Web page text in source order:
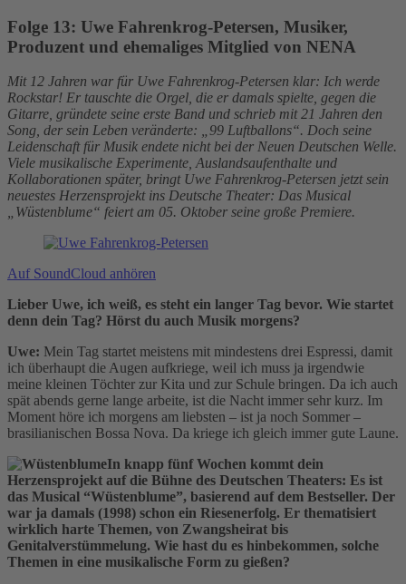
Folge 13: Uwe Fahrenkrog-Petersen, Musiker,
Produzent und ehemaliges Mitglied von NENA
Mit 12 Jahren war für Uwe Fahrenkrog-Petersen klar: Ich werde
Rockstar! Er tauschte die Orgel, die er damals spielte, gegen die
Gitarre, gründete seine erste Band und schrieb mit 21 Jahren den
Song, der sein Leben veränderte: „99 Luftballons“. Doch seine
Leidenschaft für Musik endete nicht bei der Neuen Deutschen Welle.
Viele musikalische Experimente, Auslandsaufenthalte und
Kollaborationen später, bringt Uwe Fahrenkrog-Petersen jetzt sein
neuestes Herzensprojekt ins Deutsche Theater: Das Musical
„Wüstenblume“ feiert am 05. Oktober seine große Premiere.
Auf SoundCloud anhören
Lieber Uwe, ich weiß, es steht ein langer Tag bevor. Wie startet
denn dein Tag? Hörst du auch Musik morgens?
Uwe: Mein Tag startet meistens mit mindestens drei Espressi, damit
ich überhaupt die Augen aufkriege, weil ich muss ja irgendwie
meine kleinen Töchter zur Kita und zur Schule bringen. Da ich auch
spät abends gerne lange arbeite, ist die Nacht immer sehr kurz. Im
Moment höre ich morgens am liebsten – ist ja noch Sommer –
brasilianischen Bossa Nova. Da kriege ich gleich immer gute Laune.
In knapp fünf Wochen kommt dein
Herzensprojekt auf die Bühne des Deutschen Theaters: Es ist
das Musical “Wüstenblume”, basierend auf dem Bestseller. Der
war ja damals (1998) schon ein Riesenerfolg. Er thematisiert
wirklich harte Themen, von Zwangsheirat bis
Genitalverstümmelung. Wie hast du es hinbekommen, solche
Themen in eine musikalische Form zu gießen?